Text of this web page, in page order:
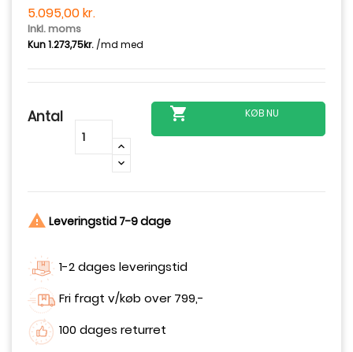
5.095,00 kr.
Inkl. moms
Antal  KØB NU
 Leveringstid 7-9 dage
1-2 dages leveringstid
Fri fragt v/køb over 799,-
100 dages returret